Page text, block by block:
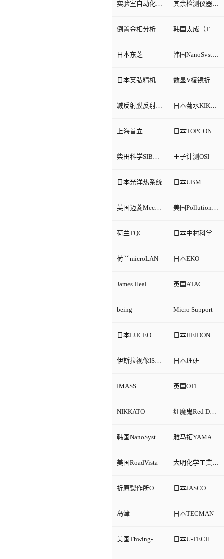
实验室自动化系统 其余检测仪器设备
倒置金相分析显微镜 韩国太成（TAE SUNG）
日本东芝 韩国NanoSvstem
日本英弘精机 数显V棱镜折射率测试仪
减反射膜反射比智能测试仪 日本菊水KIKUSUI
上海首立 日本TOPCON
柴田科学SIBATA 王子计测OSI
日本光洋热系统 日本UBM
英国迈菱Mecmesin 美国Pollution Control Products
荷兰TQC 日本中村科学
荷兰microLAN 日本EKO
James Heal 英国ATAC
being Micro Support
日本LUCEO 日本HEIDON
伊斯拉视像ISRA VISION 日本理研
IMASS 英国OTI
NIKKATO 红魔鬼Red Devil
韩国NanoSystem 雅马拓YAMATO
美国RoadVista 大明化学工業株式会社
折原製作所ORIHARA 日本JASCO
岛津 日本TECMAN
美国Thwing-Albert 日本U-TECHNOLOGY